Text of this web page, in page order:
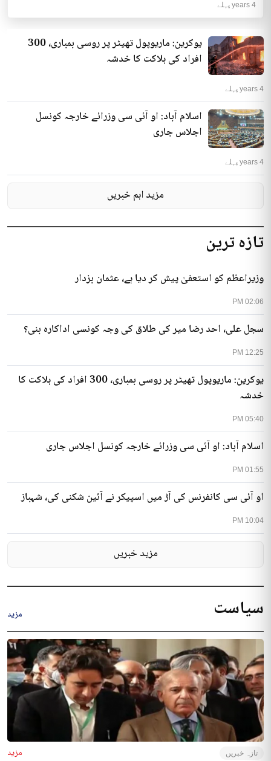
تازہ ترین
02:06 PM
وزیراعظم کو استعفیٰ پیش کر دیا ہے، عثمان بزدار
12:25 PM
سجل علی، احد رضا میر کی طلاق کی وجہ کونسی اداکارہ بنی؟
05:40 PM
یوکرین: ماریوپول تھیٹر پر روسی بمباری، 300 افراد کی ہلاکت کا
خدشہ
01:55 PM
اسلام آباد: او آئی سی وزرائے خارجہ کونسل اجلاس جاری
10:04 PM
او آئی سی کانفرنس کی آڑ میں اسپیکر نے آئین شکنی کی، شہباز
مزید خبریں
4 years پہلے
یوکرین: ماریوپول تھیٹر پر روسی بمباری، 300
افراد کی ہلاکت کا خدشہ
4 years پہلے
اسلام آباد: او آئی سی وزرائے خارجہ کونسل
اجلاس جاری
4 years پہلے
مزید اہم خبریں
سیاست مزید
تازہ خبریں مزید